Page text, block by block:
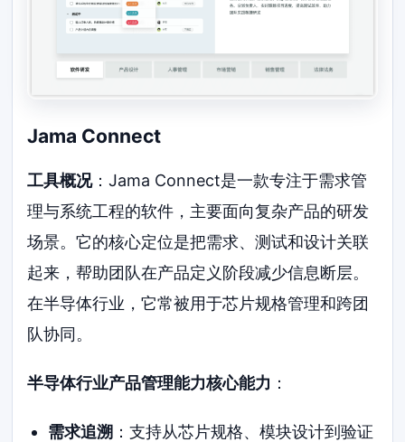
Jama Connect
工具概况：Jama Connect是一款专注于需求管
理与系统工程的软件，主要面向复杂产品的研发
场景。它的核心定位是把需求、测试和设计关联
起来，帮助团队在产品定义阶段减少信息断层。
在半导体行业，它常被用于芯片规格管理和跨团
队协同。
半导体行业产品管理能力核心能力 ：
需求追溯：支持从芯片规格、模块设计到验证